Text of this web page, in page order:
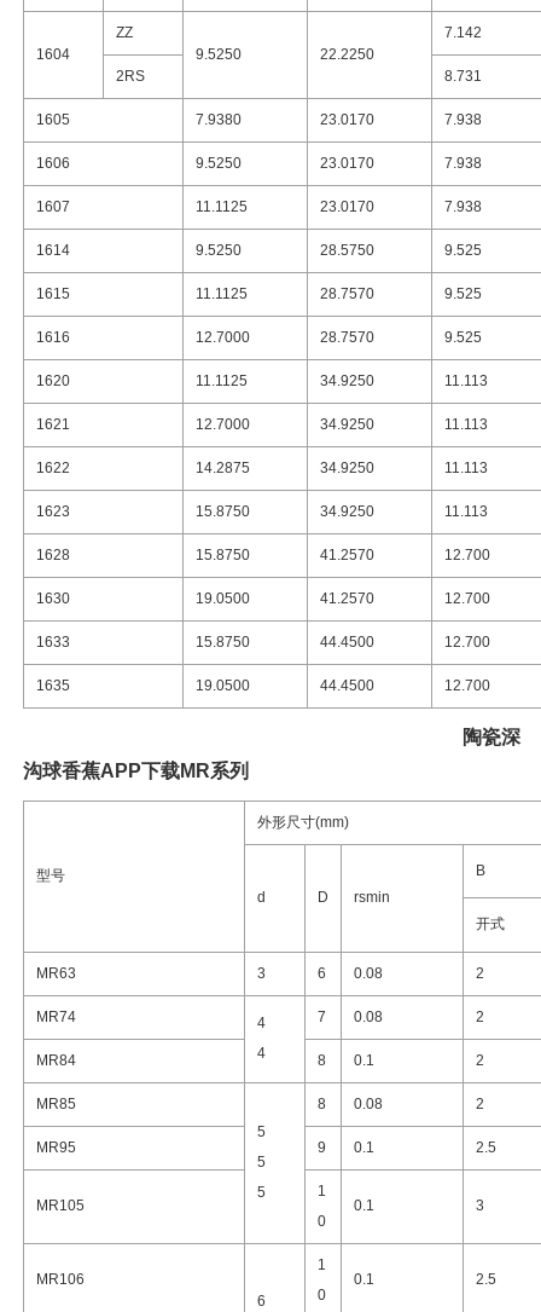
1604
ZZ
9.5250
22.2250
7.142
2RS 8.731
1605 7.9380 23.0170 7.938
1606 9.5250 23.0170 7.938
1607 11.1125 23.0170 7.938
1614 9.5250 28.5750 9.525
1615 11.1125 28.7570 9.525
1616 12.7000 28.7570 9.525
1620 11.1125 34.9250 11.113
1621 12.7000 34.9250 11.113
1622 14.2875 34.9250 11.113
1623 15.8750 34.9250 11.113
1628 15.8750 41.2570 12.700
1630 19.0500 41.2570 12.700
1633 15.8750 44.4500 12.700
1635 19.0500 44.4500 12.700
陶瓷深
沟球香蕉APP下载MR系列
型号
外形尺寸(mm)
d D rsmin
B
开式
MR63 3 6 0.08 2
MR74
4
4
7 0.08 2
MR84 8 0.1 2
MR85
5
5
5
8 0.08 2
MR95 9 0.1 2.5
MR105
1
0
0.1 3
MR106
6
1
0
0.1 2.5